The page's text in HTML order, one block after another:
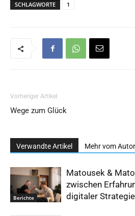
SCHLAGWORTE 1
Vorheriger Artikel
Wege zum Glück
Verwandte Artikel Mehr vom Autor
Berichte
Matousek &
zwischen
digitaler Strategie